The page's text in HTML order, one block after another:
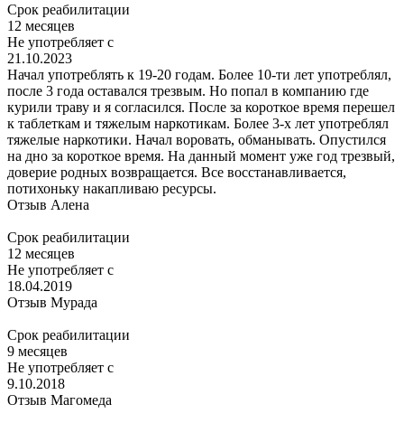
Срок реабилитации
12 месяцев
Не употребляет с
21.10.2023
Начал употреблять к 19-20 годам. Более 10-ти лет употреблял,
после 3 года оставался трезвым. Но попал в компанию где
курили траву и я согласился. После за короткое время перешел
к таблеткам и тяжелым наркотикам. Более 3-х лет употреблял
тяжелые наркотики. Начал воровать, обманывать. Опустился
на дно за короткое время. На данный момент уже год трезвый,
доверие родных возвращается. Все восстанавливается,
потихоньку накапливаю ресурсы.
Отзыв Алена
Срок реабилитации
12 месяцев
Не употребляет с
18.04.2019
Отзыв Мурада
Срок реабилитации
9 месяцев
Не употребляет с
9.10.2018
Отзыв Магомеда